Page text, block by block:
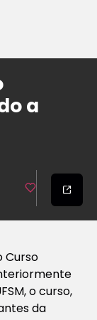
a
Curso
o curso,
da